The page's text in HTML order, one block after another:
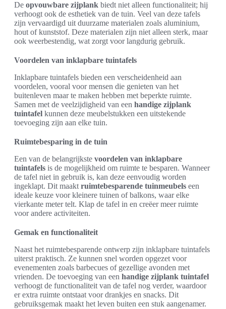
De opvouwbare zijplank biedt niet alleen functionaliteit; hij
verhoogt ook de esthetiek van de tuin. Veel van deze tafels
zijn vervaardigd uit duurzame materialen zoals aluminium,
hout of kunststof. Deze materialen zijn niet alleen sterk, maar
ook weerbestendig, wat zorgt voor langdurig gebruik.
Voordelen van inklapbare tuintafels
Inklapbare tuintafels bieden een verscheidenheid aan
voordelen, vooral voor mensen die genieten van het
buitenleven maar te maken hebben met beperkte ruimte.
Samen met de veelzijdigheid van een handige zijplank
tuintafel kunnen deze meubelstukken een uitstekende
toevoeging zijn aan elke tuin.
Ruimtebesparing in de tuin
Een van de belangrijkste voordelen van inklapbare
tuintafels is de mogelijkheid om ruimte te besparen. Wanneer
de tafel niet in gebruik is, kan deze eenvoudig worden
ingeklapt. Dit maakt ruimtebesparende tuinmeubels een
ideale keuze voor kleinere tuinen of balkons, waar elke
vierkante meter telt. Klap de tafel in en creëer meer ruimte
voor andere activiteiten.
Gemak en functionaliteit
Naast het ruimtebesparende ontwerp zijn inklapbare tuintafels
uiterst praktisch. Ze kunnen snel worden opgezet voor
evenementen zoals barbecues of gezellige avonden met
vrienden. De toevoeging van een handige zijplank tuintafel
verhoogt de functionaliteit van de tafel nog verder, waardoor
er extra ruimte ontstaat voor drankjes en snacks. Dit
gebruiksgemak maakt het leven buiten een stuk aangenamer.